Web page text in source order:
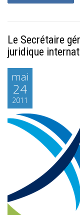
Le Secrétaire
juridique
mai
24
2011